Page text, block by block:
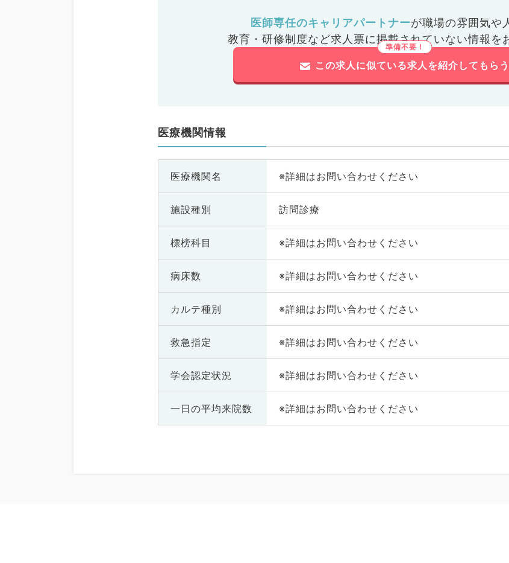
医師専任のキャリアパートナーが職場の雰囲気や
教育・研修制度など求人票に掲載されていない情報を
この求人に似ている求人を紹介してもらう
医療機関情報
医療機関名 ※詳細はお問い合わせください
施設種別 訪問診療
標榜科目 ※詳細はお問い合わせください
病床数 ※詳細はお問い合わせください
カルテ種別 ※詳細はお問い合わせください
救急指定 ※詳細はお問い合わせください
学会認定状況 ※詳細はお問い合わせください
一日の平均来院数 ※詳細はお問い合わせください